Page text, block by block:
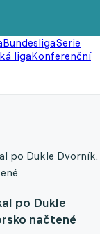
BundesligaSerie
ligaKonferenční
po Dukle Dvorník.
po Dukle
načtené